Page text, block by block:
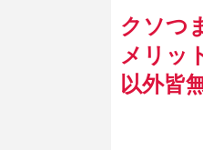
クソつ
メリッ
以外皆